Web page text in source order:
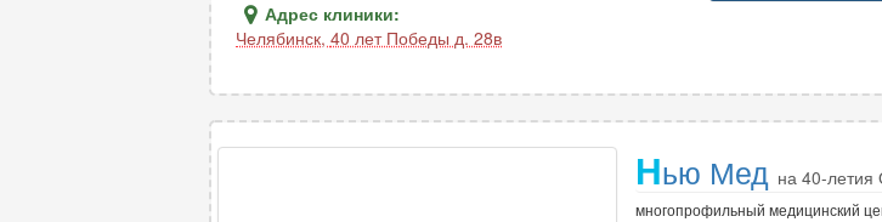
Адрес клиники:
Челябинск, 40 лет Победы д. 28в
Нью Мед на 40-летия
многопрофильный медицинский